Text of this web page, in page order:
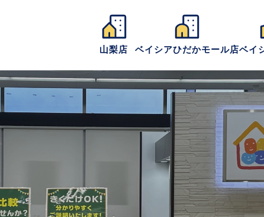
山梨店 ベイシアひだかモール店ベイ